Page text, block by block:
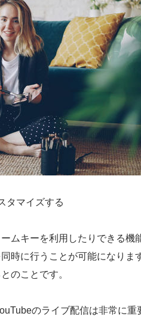
タマイズする
ムキーを利用したりできる機
時に行うことが可能になりま
のことです。
のライブ配信は非常に重